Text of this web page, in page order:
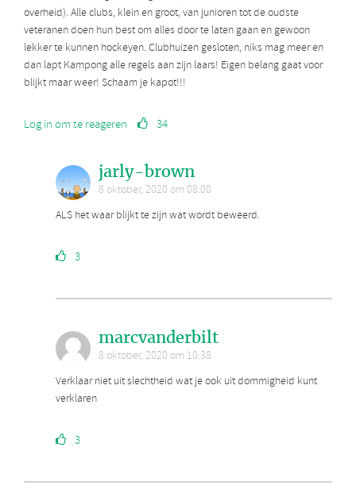
overheid). Alle clubs, klein en groot, van junioren tot de oudste
veteranen doen hun best om alles door te laten gaan en gewoon
lekker te kunnen hockeyen. Clubhuizen gesloten, niks mag meer en
dan lapt Kampong alle regels aan zijn laars! Eigen belang gaat voor
blijkt maar weer! Schaam je kapot!!!
Log in om te reageren 34
jarly-brown
8 oktober, 2020 om 08:00
ALS het waar blijkt te zijn wat wordt beweerd.
3
marcvanderbilt
8 oktober, 2020 om 10:38
Verklaar niet uit slechtheid wat je ook uit dommigheid kunt
verklaren
3